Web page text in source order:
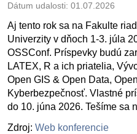
Dátum udalosti: 01.07.2026
Aj tento rok sa na Fakulte
Univerzity v dňoch 1-3. júla
OSSConf. Príspevky budú
LATEX, R a ich priatelia,
Open GIS & Open Data,
Kyberbezpečnosť. Vlastné
do 10. júna 2026. Tešíme sa
Zdroj: Web konferencie